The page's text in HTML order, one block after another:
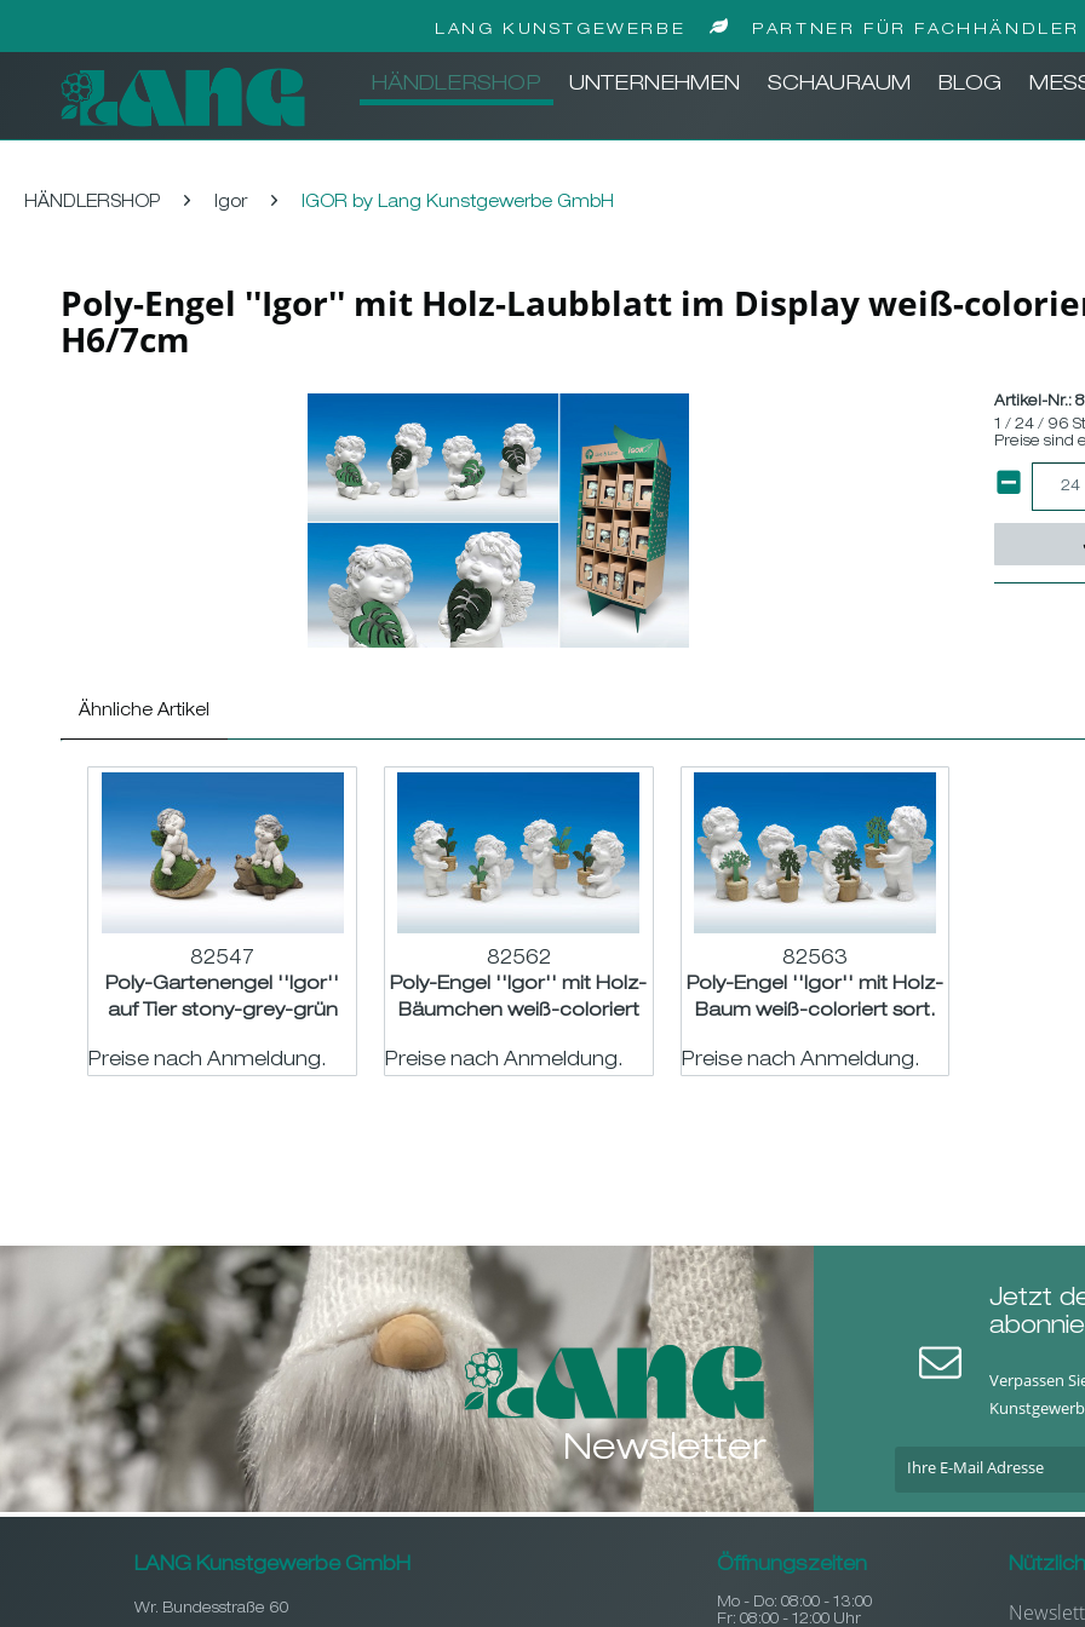
LANG KUNSTGEWERBE PARTNER FÜR FACHHÄNDLER
HÄNDLERSHOP UNTERNEHMEN SCHAURAUM BLOG
HÄNDLERSHOP Igor IGOR by Lang Kunstgewerbe GmbH
Poly-Engel ''Igor'' mit Holz-Laubblatt im Display weiß-
H6/7cm
Artikel-Nr.:
1 / 24 / 96
Preise sind
Ähnliche Artikel
82547
Poly-Gartenengel ''Igor''
auf Tier stony-grey-grün
Preise nach Anmeldung.
82562
Poly-Engel ''Igor'' mit Holz-
Bäumchen weiß-coloriert
Preise nach Anmeldung.
82563
Poly-Engel ''Igor'' mit Holz-
Baum weiß-coloriert sort.
Preise nach Anmeldung.
Newsletter
Jetzt
Verpassen
LANG Kunstgewerbe GmbH
Wr. Bundesstraße 60
Öffnungszeiten
Mo - Do: 08:00 - 13:00
Fr: 08:00 - 12:00 Uhr